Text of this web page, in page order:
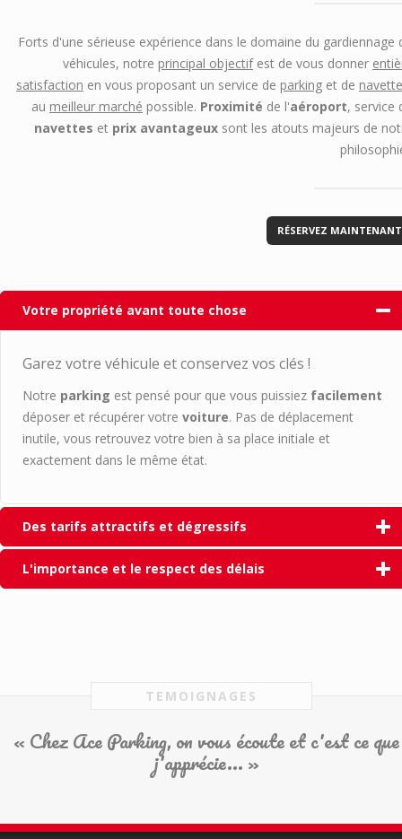
Forts d'une sérieuse expérience dans le domaine du gardiennage
véhicules, notre principal objectifest de vous donner
satisfaction en vous proposant un service de parking et de
au meilleur marché possible. Proximité de l'aéroport, service
navettes et prix avantageux sont les atouts majeurs de
RÉSERVEZ MAINTENANT
Votre propriété avant toute chose
Garez votre véhicule et conservez vos clés !
Notre parking est pensé pour que vous puissiez facilement
déposer et récupérer votre voiture. Pas de déplacement
inutile, vous retrouvez votre bien à sa place initiale et
exactement dans le même état.
Des tarifs attractifs et dégressifs
L'importance et le respect des délais
TEMOIGNAGES
« Chez Ace Parking, on vous écoute et c'est ce que
j'apprécie... »